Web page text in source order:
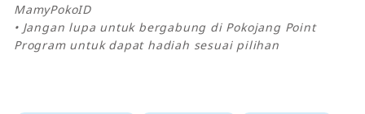
MamyPokoID
• Jangan lupa untuk bergabung di Pokojang Point
Program untuk dapat hadiah sesuai pilihan